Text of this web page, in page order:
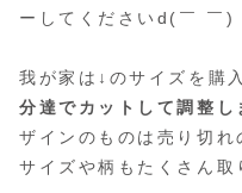
ーしてくださいd(￣ ￣)
我が家は↓のサイズを購
分達でカットして調整
ザインのものは売り切
サイズや柄もたくさん